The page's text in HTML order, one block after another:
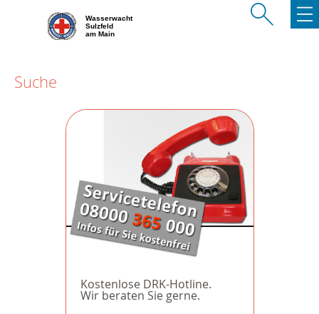
Wasserwacht
Sulzfeld
am Main
Suche
Kostenlose DRK-Hotline.
Wir beraten Sie gerne.